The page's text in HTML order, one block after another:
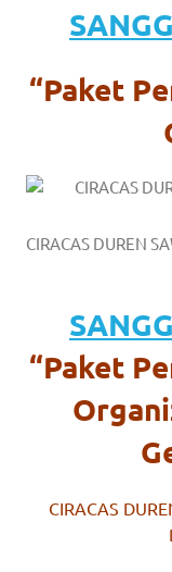
learn
more
https://
to
guys
https://
“Paket
CIRACAS DUREN
“Paket
CIRACAS